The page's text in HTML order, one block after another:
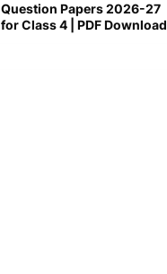
Question Papers 2026-27
for Class 4 | PDF Download